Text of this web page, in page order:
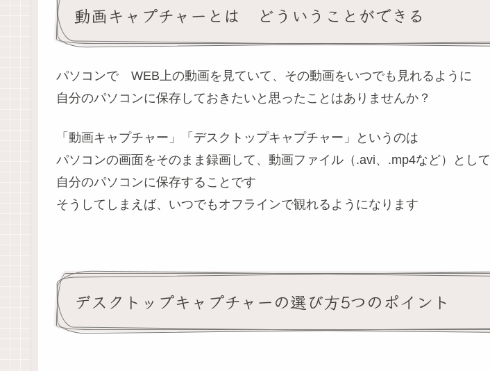
動画キャプチャーとは どういうことができる
パソコンで WEB上の動画を見ていて、その動画をいつでも見れるように
自分のパソコンに保存しておきたいと思ったことはありませんか？
「動画キャプチャー」「デスクトップキャプチャー」というのは
パソコンの画面をそのまま録画して、動画ファイル（.avi、.mp4など）として
自分のパソコンに保存することです
そうしてしまえば、いつでもオフラインで観れるようになります
デスクトップキャプチャーの選び方5つのポイント